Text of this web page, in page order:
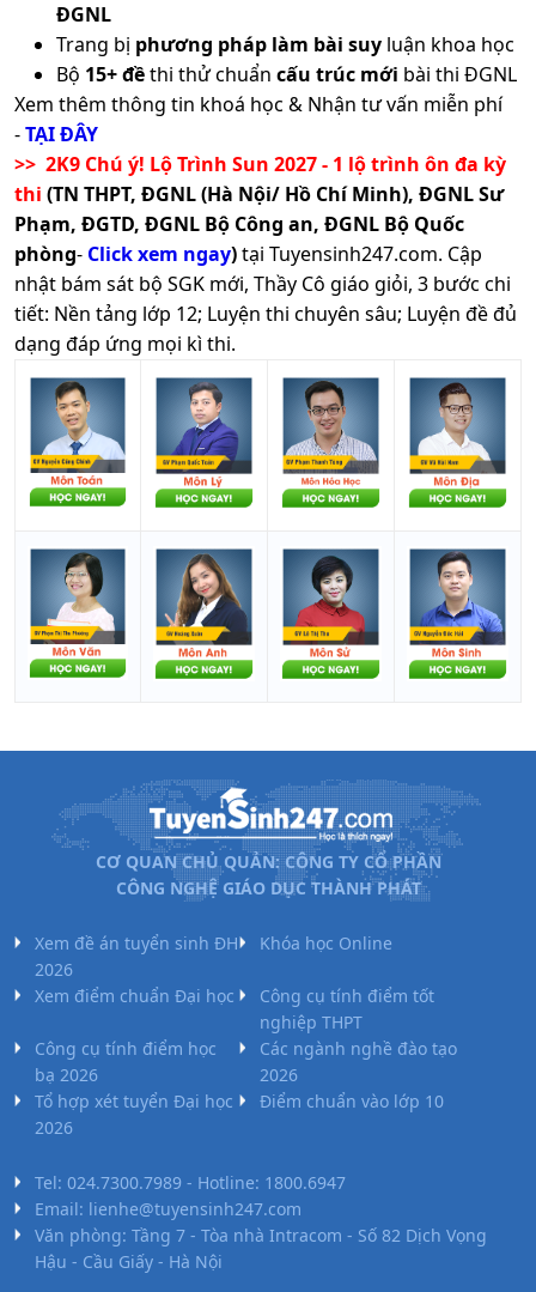
ĐGNL
Trang bị phương pháp làm bài suy luận khoa học
Bộ 15+ đềthi thử chuẩn cấu trúc mới bài thi ĐGNL
Xem thêm thông tin khoá học & Nhận tư vấn miễn phí
-TẠI ĐÂY
>> 2K9 Chú ý! Lộ Trình Sun 2027 - 1 lộ trình ôn đa kỳ
thi (TN THPT, ĐGNL (Hà Nội/ Hồ Chí Minh), ĐGNL Sư
Phạm, ĐGTD, ĐGNL Bộ Công an, ĐGNL Bộ Quốc
phòng- Click xem ngay)tại Tuyensinh247.com. Cập
nhật bám sát bộ SGK mới, Thầy Cô giáo giỏi, 3 bước chi
tiết: Nền tảng lớp 12; Luyện thi chuyên sâu; Luyện đề đủ
dạng đáp ứng mọi kì thi.
CƠ QUAN CHỦ QUẢN: CÔNG TY CỔ PHẦN
CÔNG NGHỆ GIÁO DỤC THÀNH PHÁT
Xem đề án tuyển sinh ĐH
2026
Khóa học Online
Xem điểm chuẩn Đại học
Công cụ tính điểm tốt
nghiệp THPT
Công cụ tính điểm học
bạ 2026
Các ngành nghề đào tạo
2026
Tổ hợp xét tuyển Đại học
2026
Điểm chuẩn vào lớp 10
Tel: 024.7300.7989 - Hotline: 1800.6947
Email: lienhe@tuyensinh247.com
Văn phòng: Tầng 7 - Tòa nhà Intracom - Số 82 Dịch Vọng
Hậu - Cầu Giấy - Hà Nội